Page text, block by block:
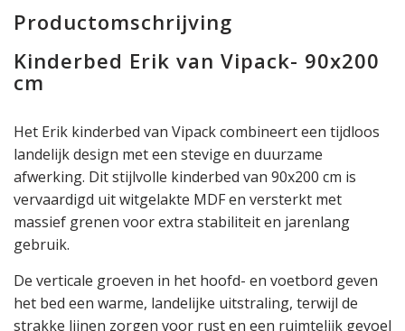
Productomschrijving
Kinderbed Erik van Vipack- 90x200
cm
Het Erik kinderbed van Vipack combineert een tijdloos
landelijk design met een stevige en duurzame
afwerking. Dit stijlvolle kinderbed van 90x200 cm is
vervaardigd uit witgelakte MDF en versterkt met
massief grenen voor extra stabiliteit en jarenlang
gebruik.
De verticale groeven in het hoofd- en voetbord geven
het bed een warme, landelijke uitstraling, terwijl de
strakke lijnen zorgen voor rust en een ruimtelijk gevoel